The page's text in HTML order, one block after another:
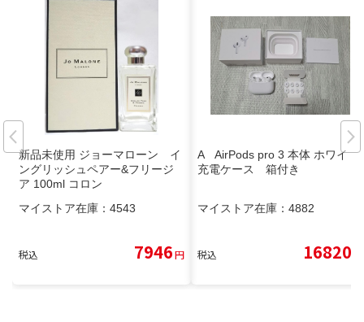
新品未使用 ジョーマローン イ
ングリッシュペアー&フリージ
ア 100ml コロン
マイストア在庫： 4543
税込 7946円
A AirPods pro 3 本体 ホワイト
充電ケース 箱付き
マイストア在庫： 4882
税込 16820